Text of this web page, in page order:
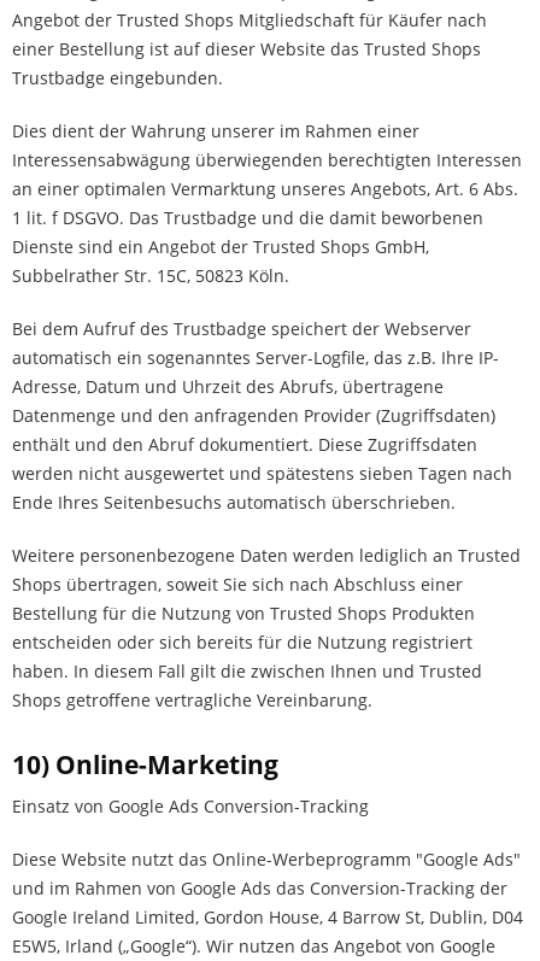
Angebot der Trusted Shops Mitgliedschaft für Käufer nach
einer Bestellung ist auf dieser Website das Trusted Shops
Trustbadge eingebunden.
Dies dient der Wahrung unserer im Rahmen einer
Interessensabwägung überwiegenden berechtigten Interessen
an einer optimalen Vermarktung unseres Angebots, Art. 6 Abs.
1 lit. f DSGVO. Das Trustbadge und die damit beworbenen
Dienste sind ein Angebot der Trusted Shops GmbH,
Subbelrather Str. 15C, 50823 Köln.
Bei dem Aufruf des Trustbadge speichert der Webserver
automatisch ein sogenanntes Server-Logfile, das z.B. Ihre IP-
Adresse, Datum und Uhrzeit des Abrufs, übertragene
Datenmenge und den anfragenden Provider (Zugriffsdaten)
enthält und den Abruf dokumentiert. Diese Zugriffsdaten
werden nicht ausgewertet und spätestens sieben Tagen nach
Ende Ihres Seitenbesuchs automatisch überschrieben.
Weitere personenbezogene Daten werden lediglich an Trusted
Shops übertragen, soweit Sie sich nach Abschluss einer
Bestellung für die Nutzung von Trusted Shops Produkten
entscheiden oder sich bereits für die Nutzung registriert
haben. In diesem Fall gilt die zwischen Ihnen und Trusted
Shops getroffene vertragliche Vereinbarung.
10) Online-Marketing
Einsatz von Google Ads Conversion-Tracking
Diese Website nutzt das Online-Werbeprogramm "Google Ads"
und im Rahmen von Google Ads das Conversion-Tracking der
Google Ireland Limited, Gordon House, 4 Barrow St, Dublin, D04
E5W5, Irland („Google“). Wir nutzen das Angebot von Google